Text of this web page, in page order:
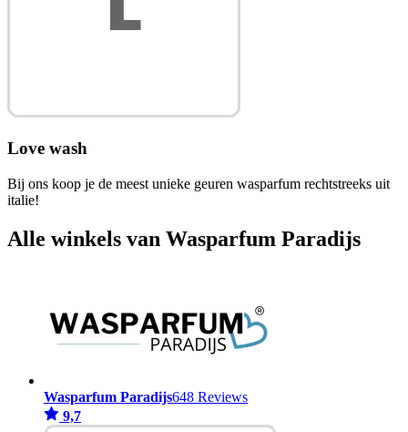
Love wash
Bij ons koop je de meest unieke geuren wasparfum rechtstreeks uit
italie!
Alle winkels van Wasparfum Paradijs
Wasparfum Paradijs648 Reviews
9,7